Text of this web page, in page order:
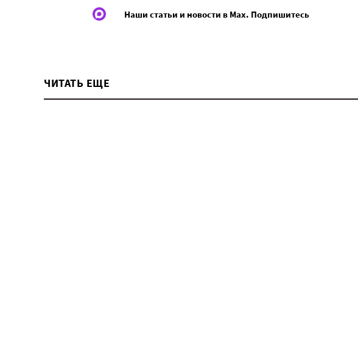
Наши статьи и новости в Max. Подпишитесь
ЧИТАТЬ ЕЩЕ